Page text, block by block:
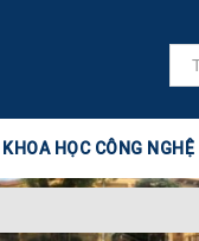
KHOA HỌC CÔNG NGHỆ